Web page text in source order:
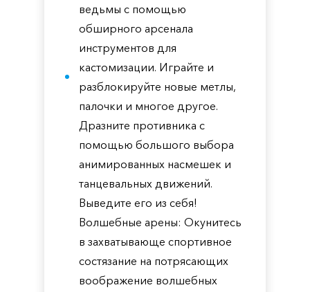
ведьмы с помощью
обширного арсенала
инструментов для
кастомизации. Играйте и
разблокируйте новые метлы,
палочки и многое другое.
Дразните противника с
помощью большого выбора
анимированных насмешек и
танцевальных движений.
Выведите его из себя!
Волшебные арены: Окунитесь
в захватывающе спортивное
состязание на потрясающих
воображение волшебных